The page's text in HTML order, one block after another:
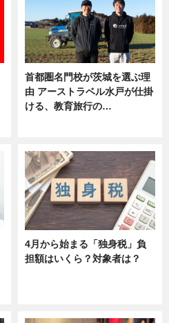
首都圏名門校が茨城を選ぶ理
由 アーストラベル水戸が仕掛
ける、教育旅行の…
4月から始まる「独身税」負
担額はいくら？対象者は？